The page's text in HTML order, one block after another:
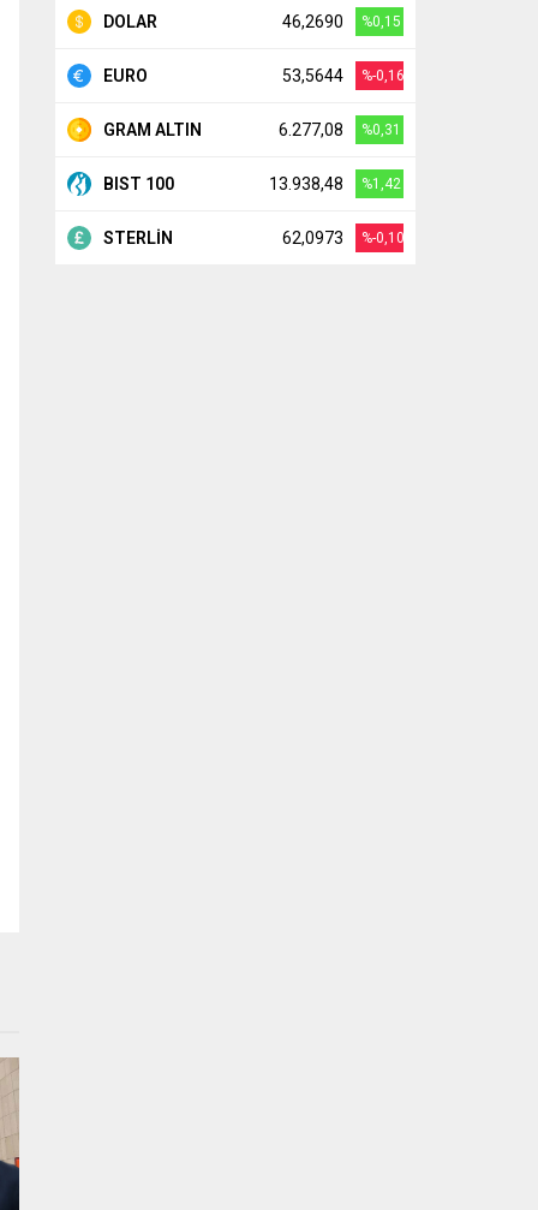
DOLAR 46,2690 %0,15
EURO 53,5644 %-0,16
GRAM ALTIN 6.277,08 %0,31
BIST 100 13.938,48 %1,42
STERLİN 62,0973 %-0,10